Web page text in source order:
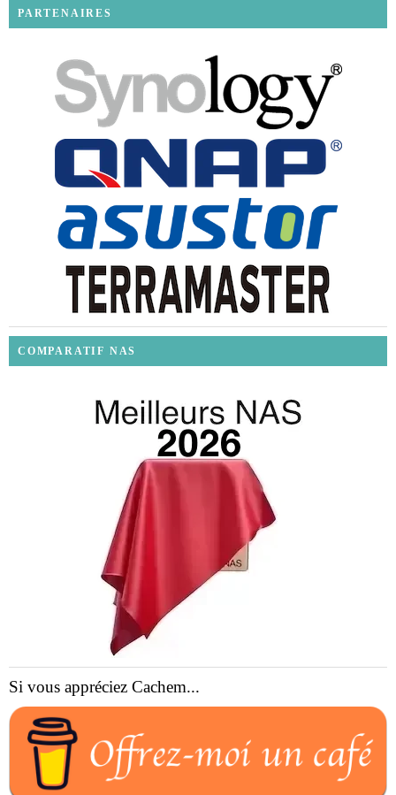
PARTENAIRES
COMPARATIF NAS
Si vous appréciez Cachem...